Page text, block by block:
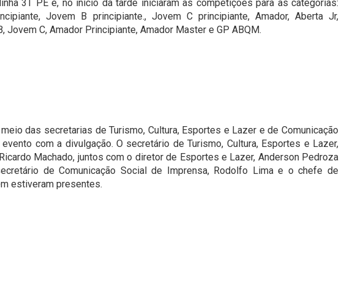
3T PE e, no início da tarde iniciaram as competições para as categorias:
Jovem B principiante., Jovem C principiante, Amador, Aberta Jr,
Jovem C, Amador Principiante, Amador Master e GP ABQM.
das secretarias de Turismo, Cultura, Esportes e Lazer e de Comunicação
com a divulgação. O secretário de Turismo, Cultura, Esportes e Lazer,
Machado, juntos com o diretor de Esportes e Lazer, Anderson Pedroza
de Comunicação Social de Imprensa, Rodolfo Lima e o chefe de
estiveram presentes.